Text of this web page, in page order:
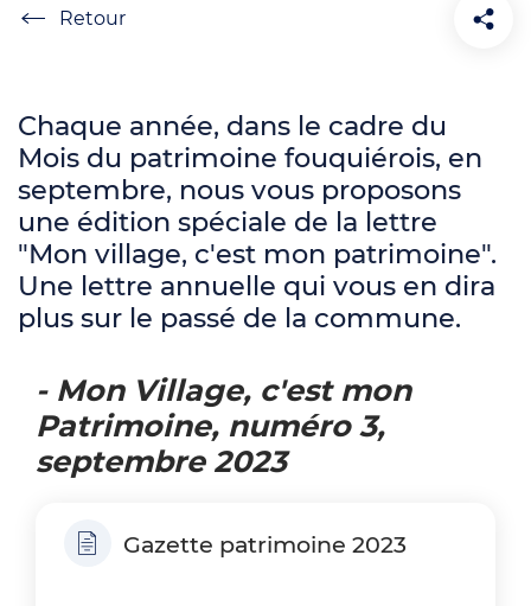
Accueil
Chaque année, dans le cadre du
Mois du patrimoine fouquiérois, en
septembre, nous vous proposons
une édition spéciale de la lettre
"Mon village, c'est mon patrimoine".
Une lettre annuelle qui vous en dira
plus sur le passé de la commune.
- Mon Village, c'est mon
Patrimoine, numéro 3,
septembre 2023
Gazette patrimoine 2023